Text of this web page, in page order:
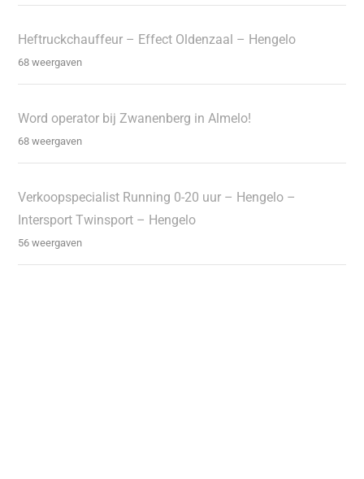
Heftruckchauffeur – Effect Oldenzaal – Hengelo
68 weergaven
Word operator bij Zwanenberg in Almelo!
68 weergaven
Verkoopspecialist Running 0-20 uur – Hengelo –
Intersport Twinsport – Hengelo
56 weergaven